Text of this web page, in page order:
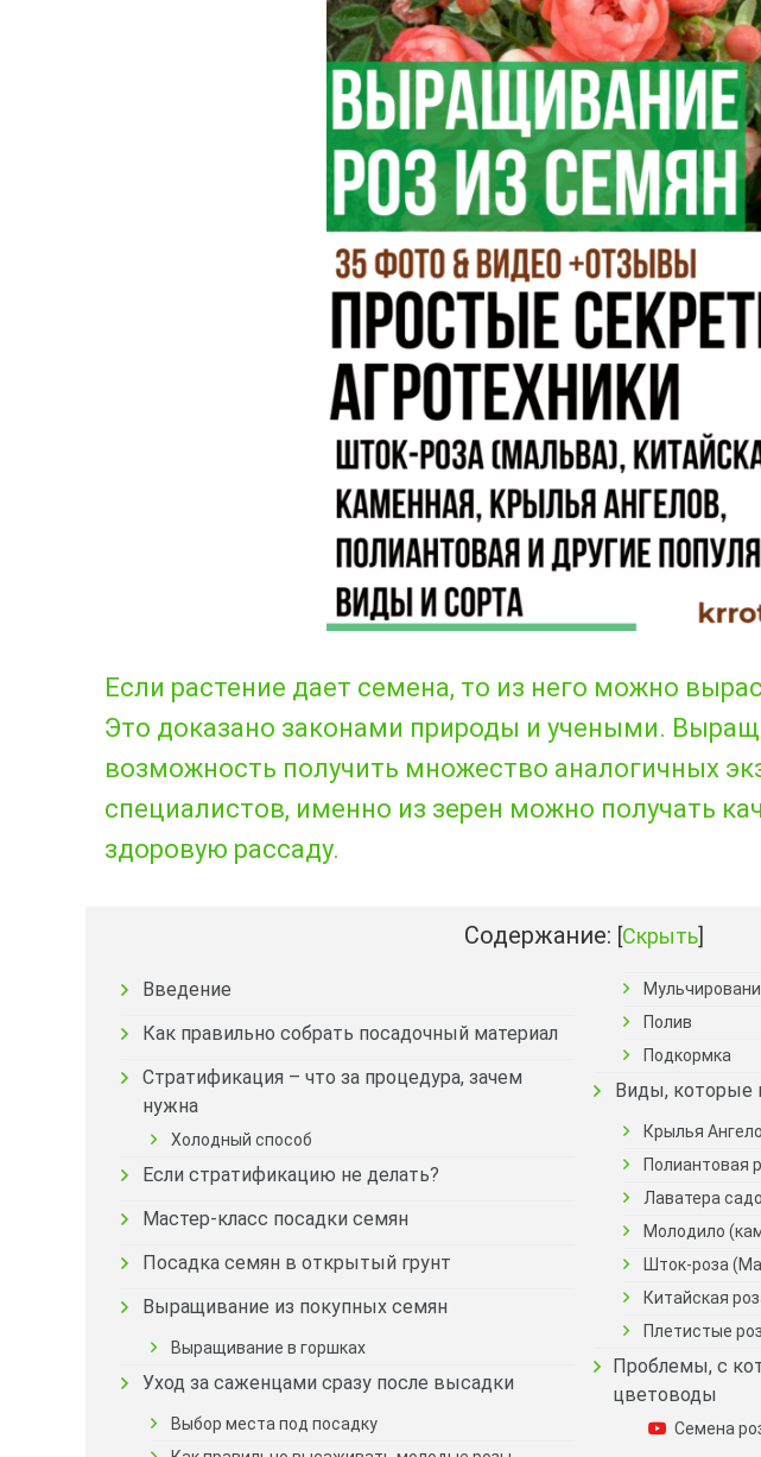
Если растение дает семена, то из него можно
Это доказано законами природы и учеными.
возможность получить множество аналогичных
специалистов, именно из зерен можно получать
здоровую рассаду.
Содержание: [Скрыть]
Введение
Как правильно собрать посадочный материал
Стратификация – что за процедура, зачем
нужна
Холодный способ
Если стратификацию не делать?
Мастер-класс посадки семян
Посадка семян в открытый грунт
Выращивание из покупных семян
Выращивание в горшках
Уход за саженцами сразу после высадки
Выбор места под посадку
Полив
Подкормка
Виды, которые
Крылья
Полиантовая
Лаватера
Молодило
Шток-роза
Китайская
Плетистые
Проблемы, с
цветоводы
Семена